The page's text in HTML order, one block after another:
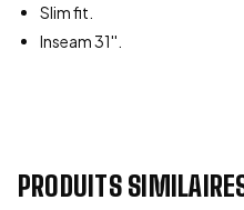
Slim fit.
Inseam 31''.
PRODUITS